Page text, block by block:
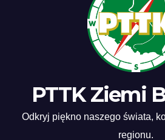
PTTK Ziemi
Odkryj piękno naszego świata,
regionu.